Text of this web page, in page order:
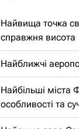
Найвища точка
справжня висота
Найближчі
Найбільші міста
особливості та